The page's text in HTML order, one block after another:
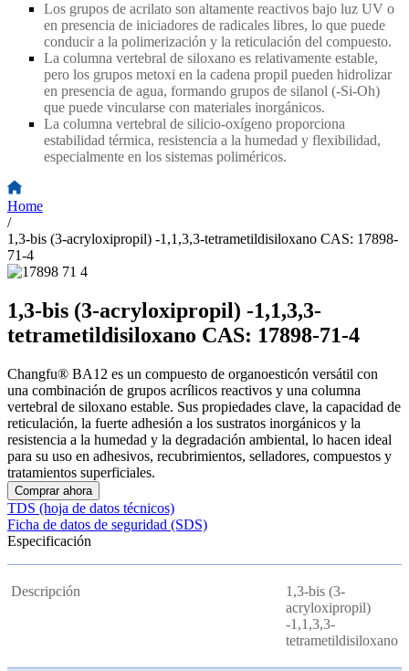
Los grupos de acrilato son altamente reactivos bajo luz UV o
en presencia de iniciadores de radicales libres, lo que puede
conducir a la polimerización y la reticulación del compuesto.
La columna vertebral de siloxano es relativamente estable,
pero los grupos metoxi en la cadena propil pueden hidrolizar
en presencia de agua, formando grupos de silanol (-Si-Oh)
que puede vincularse con materiales inorgánicos.
La columna vertebral de silicio-oxígeno proporciona
estabilidad térmica, resistencia a la humedad y flexibilidad,
especialmente en los sistemas poliméricos.
Home
/
1,3-bis (3-acryloxipropil) -1,1,3,3-tetrametildisiloxano CAS: 17898-
71-4
1,3-bis (3-acryloxipropil) -1,1,3,3-
tetrametildisiloxano CAS: 17898-71-4
Changfu® BA12 es un compuesto de organoesticón versátil con
una combinación de grupos acrílicos reactivos y una columna
vertebral de siloxano estable. Sus propiedades clave, la capacidad de
reticulación, la fuerte adhesión a los sustratos inorgánicos y la
resistencia a la humedad y la degradación ambiental, lo hacen ideal
para su uso en adhesivos, recubrimientos, selladores, compuestos y
tratamientos superficiales.
Comprar ahora
TDS (hoja de datos técnicos)
Ficha de datos de seguridad (SDS)
Especificación
Descripción
1,3-bis (3-
acryloxipropil)
-1,1,3,3-
tetrametildisiloxano